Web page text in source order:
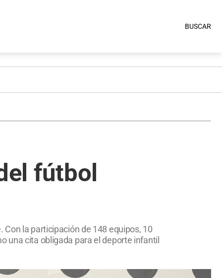
BUSCAR
fútbol
la participación de 148 equipos, 10
una cita obligada para el deporte infantil